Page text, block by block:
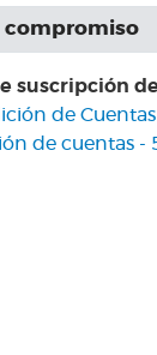
compromiso
suscripción
de
de cuentas -